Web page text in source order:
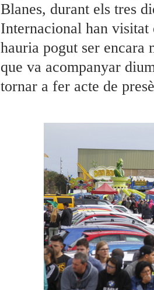
Blanes, durant els tres
Internacional han
hauria pogut ser encara
que va acompanyar
tornar a fer acte de